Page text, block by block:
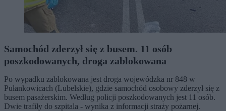
Samochód zderzył się z busem. 11 osób
poszkodowanych, droga zablokowana
Po wypadku zablokowana jest droga wojewódzka nr 848 w
Pułankowicach (Lubelskie), gdzie samochód osobowy zderzył się z
busem pasażerskim. Według policji poszkodowanych jest 11 osób.
Dwie trafiły do szpitala - wynika z informacji straży pożarnej.